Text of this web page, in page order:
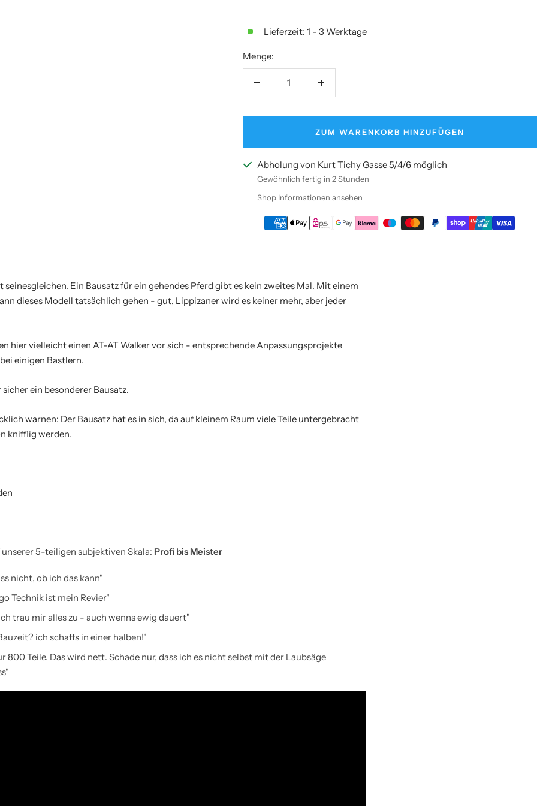
Lieferzeit: 1 - 3 Werktage
Menge:
Menge
ZUM WARENKORB HINZUFÜGEN
Abholung von Kurt Tichy Gasse 5/4/6 möglich
Gewöhnlich fertig in 2 Stunden
Shop Informationen ansehen
seinesgleichen. Ein Bausatz für ein gehendes Pferd gibt es kein zweites Mal. Mit einem
dieses Modell tatsächlich gehen - gut, Lippizaner wird es keiner mehr, aber jeder
hier vielleicht einen AT-AT Walker vor sich - entsprechende Anpassungsprojekte
einigen Bastlern.
ein besonderer Bausatz.
warnen: Der Bausatz hat es in sich, da auf kleinem Raum viele Teile untergebracht
knifflig werden.
5-teiligen subjektiven Skala: Profi bis Meister
nicht, ob ich das kann"
Technik ist mein Revier"
trau mir alles zu - auch wenns ewig dauert"
ich schaffs in einer halben!"
800 Teile. Das wird nett. Schade nur, dass ich es nicht selbst mit der Laubsäge